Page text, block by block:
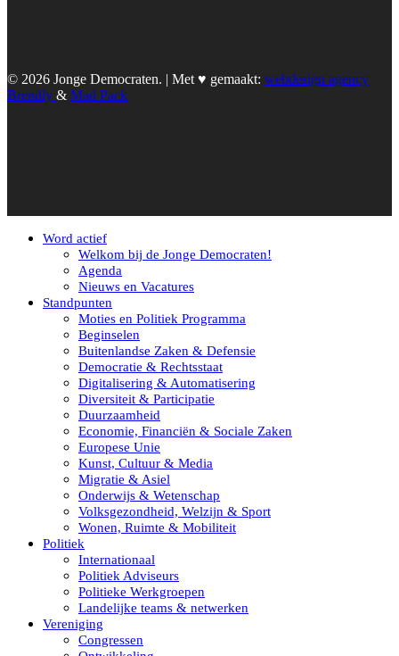
© 2026 Jonge Democraten. | Met ♥︎ gemaakt: webdesign agency
Brendly & Mad Pack
Word actief
Welkom bij de Jonge Democraten!
Agenda
Nieuws en Vacatures
Standpunten
Moties en Politiek Programma
Beginselen
Buitenlandse Zaken & Defensie
Democratie & Rechtsstaat
Digitalisering & Automatisering
Diversiteit & Participatie
Duurzaamheid
Economie, Financiën & Sociale Zaken
Europese Unie
Kunst, Cultuur & Media
Migratie & Asiel
Onderwijs & Wetenschap
Volksgezondheid, Welzijn & Sport
Wonen, Ruimte & Mobiliteit
Politiek
Internationaal
Politiek Adviseurs
Politieke Werkgroepen
Landelijke teams & netwerken
Vereniging
Congressen